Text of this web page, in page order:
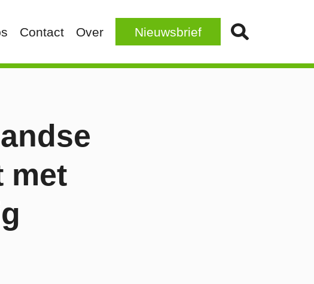
Contact Over Nieuwsbrief
met